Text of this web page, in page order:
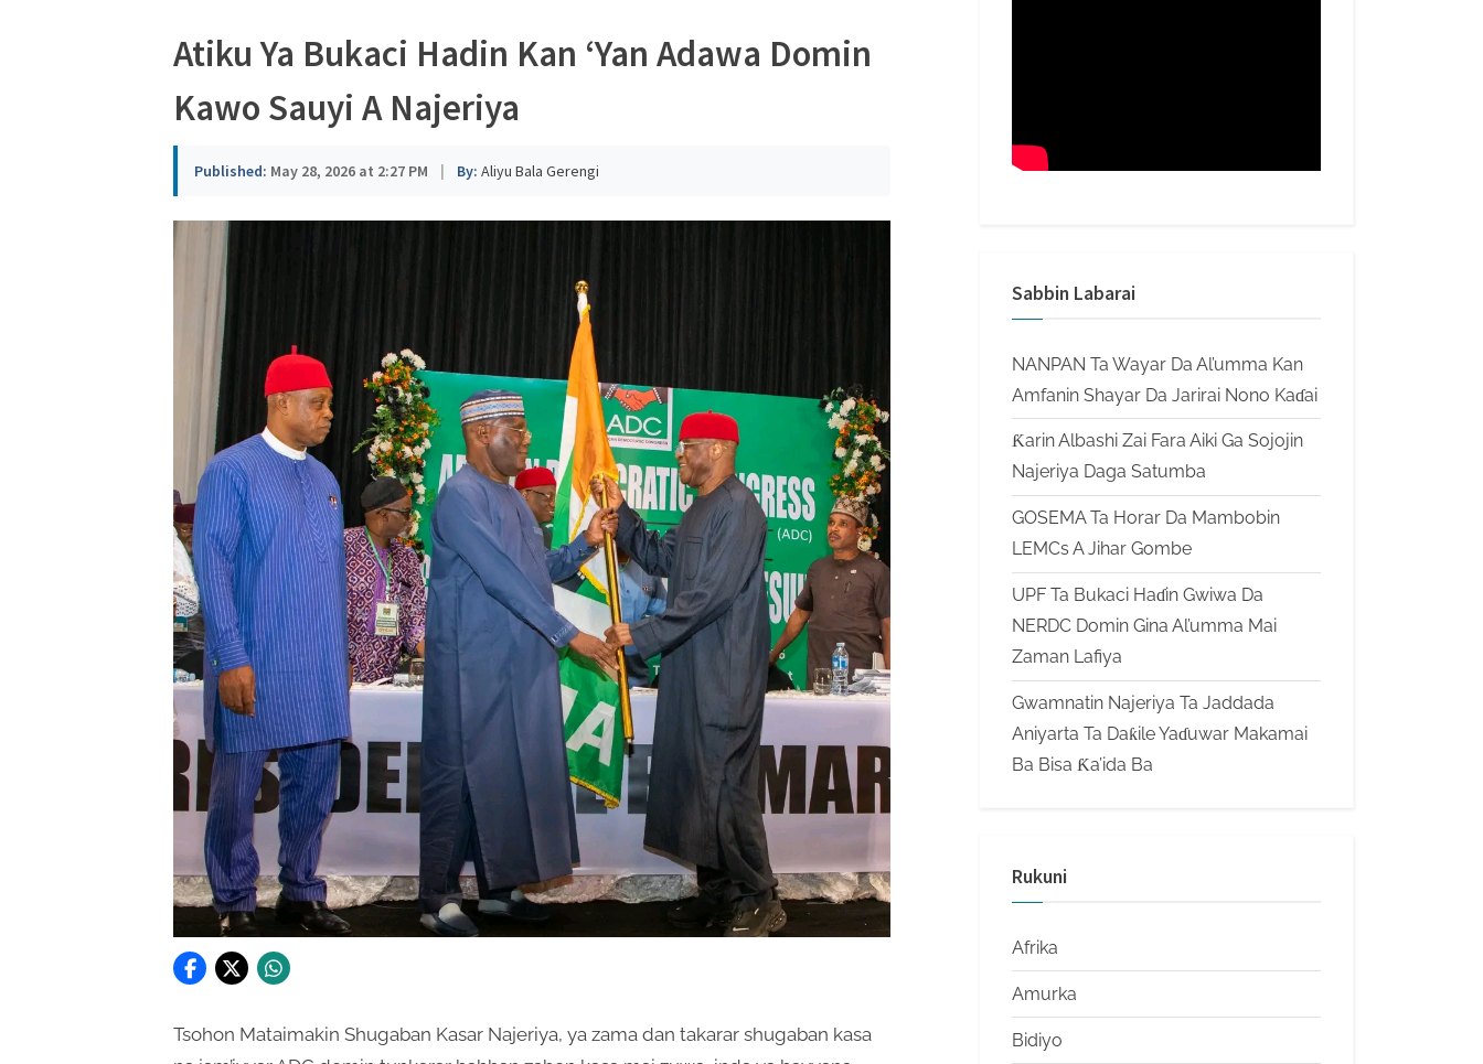
Atiku Ya Bukaci Hadin Kan ‘Yan Adawa Domin
Kawo Sauyi A Najeriya
Published: May 28, 2026 at 2:27 PM | By: Aliyu Bala Gerengi
Tsohon Mataimakin Shugaban Kasar Najeriya, ya zama dan takarar shugaban kasa
Sabbin Labarai
NANPAN Ta Wayar Da Al’umma Kan
Amfanin Shayar Da Jarirai Nono Kaɗai
Ƙarin Albashi Zai Fara Aiki Ga Sojojin
Najeriya Daga Satumba
GOSEMA Ta Horar Da Mambobin
LEMCs A Jihar Gombe
UPF Ta Bukaci Haɗin Gwiwa Da
NERDC Domin Gina Al’umma Mai
Zaman Lafiya
Gwamnatin Najeriya Ta Jaddada
Aniyarta Ta Daƙile Yaɗuwar Makamai
Ba Bisa Ƙa’ida Ba
Rukuni
Afrika
Amurka
Bidiyo